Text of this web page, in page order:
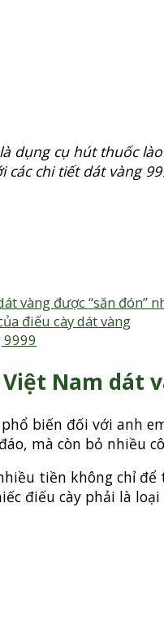
dụng cụ hút thuốc
các chi tiết dát vàng
vàng được “săn đón”
điếu cày dát vàng
9999
Nam dát
biến đối với anh
mà còn bỏ nhiều
tiền không chỉ
điếu cày phải là